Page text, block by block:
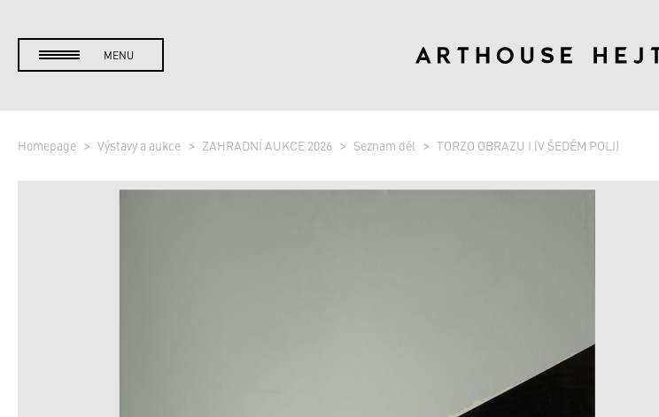
MENU
Homepage Výstavy a aukce ZAHRADNÍ AUKCE 2026 Seznam děl TORZO OBRAZU I (V ŠEDÉM POLI)